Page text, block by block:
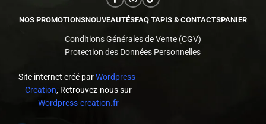
NOS PROMOTIONSNOUVEAUTÉSFAQ TAPIS & CONTACTSPANIER
Conditions Générales de Vente (CGV)
Protection des Données Personnelles
Site internet créé parWordpress-
Creation, Retrouvez-nous sur
Wordpress-creation.fr